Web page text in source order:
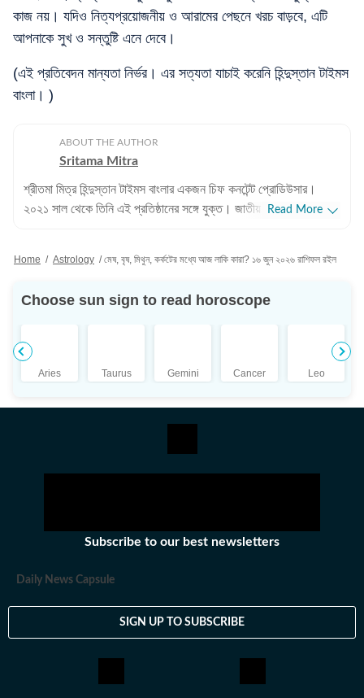
কাজ নয়। যদিও নিত্যপ্রয়োজনীয় ও আরামের পেছনে খরচ বাড়বে, এটি
আপনাকে সুখ ও সন্তুষ্টি এনে দেবে।
(এই প্রতিবেদন মান্যতা নির্ভর। এর সত্যতা যাচাই করেনি হিন্দুস্তান টাইমস
বাংলা। )
ABOUT THE AUTHOR
Sritama Mitra
শ্রীতমা মিত্র হিন্দুস্তান টাইমস বাংলার একজন চিফ কনটেন্ট প্রোডিউসার।
২০২১ সাল থেকে তিনি এই প্রতিষ্ঠানের সঙ্গে যুক্ত। জাতীয় এবং আন্তর্জাতিক
আগ্রহ রয়েছে। পেশাদার জীবন: পেশাদার জীবনের শুরুতে শ্রীতমা আকাশবাণী,
নিউজ বাংলায় কপি এডিটর হিসেবে যোগদান করেন। পরবর্তীতে ওয়ানইন্ডিয়া-সহ
শিক্ষাগত যোগ্যতা: শ্রীতমা মিত্র ইংরেজিতে স্নাতক (বি.এ.) এবং বিশ্বভারতী
বিশ্ববিদ্যালয়, শান্তিনিকেতন থেকে সাংবাদিকতা ও গণযোগাযোগে
স্নাতকোত্তর (এম.এ.) ডিগ্রি অর্জন করেন। ব্যক্তিগত পছন্দ ও নেশা:
নেশা। ছুটির দুপুরগুলো তাঁর কাটে গল্পের বই নিয়ে। একটু লম্বা ছুটি পেলে তিনি
Read More
Home / Astrology / মেষ, বৃষ, মিথুন, কর্কটের মধ্যে আজ লাকি কারা? ১৬ জুন ২০২৬ রাশিফল রইল
Choose sun sign to read horoscope
Aries Taurus Gemini Cancer Leo
Subscribe to our best newsletters
Daily News Capsule
SIGN UP TO SUBSCRIBE